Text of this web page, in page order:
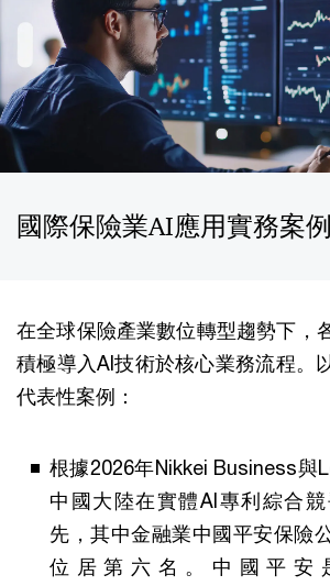
國際保險業AI應用實務案例
在全球保險產業數位轉型趨勢下，
積極導入AI技術於核心業務流程。
代表性案例：
根據2026年Nikkei Business與
中國大陸在實體AI專利綜合
先，其中金融業中國平安保險
位居第六名。中國平安